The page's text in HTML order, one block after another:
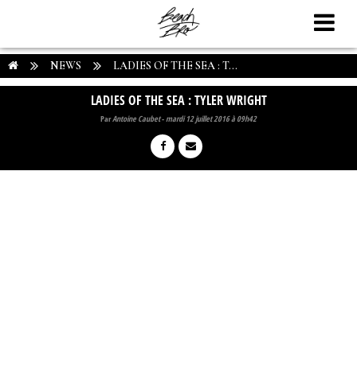
NEWS LADIES OF THE SEA : T...
LADIES OF THE SEA : TYLER WRIGHT
ParAntoine Caubet-mardi 12 juillet 2016 à 09h42